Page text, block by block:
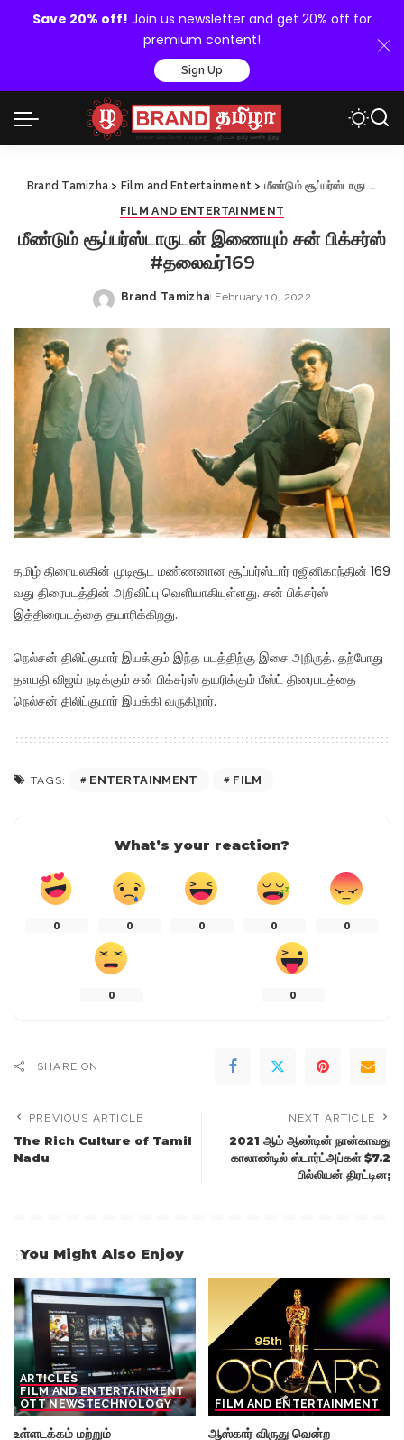
Save 20% off! Join us newsletter and get 20% off for
premium content!
Sign Up
Brand Tamizha > Film and Entertainment > மீண்டும் சூப்பர்ஸ்டாருடன் இணையும் சன் பிக்சர்ஸ் #தலைவர்169
FILM AND ENTERTAINMENT
மீண்டும் சூப்பர்ஸ்டாருடன் இணையும் சன் பிக்சர்ஸ்
#தலைவர்169
Posted
Brand Tamizha February 10, 2022
தமிழ் திரையுலகின் முடிசூட மண்ணனான சூப்பர்ஸ்டார் ரஜினிகாந்தின் 169
வது திரைபடத்தின் அறிவிப்பு வெளியாகியுள்ளது. சன் பிக்சர்ஸ்
இத்திரைபடத்தை தயாரிக்கிறது.
நெல்சன் திலிப்குமார் இயக்கும் இந்த படத்திற்கு இசை அநிருத். தற்போது
தளபதி விஜய் நடிக்கும் சன் பிக்சர்ஸ் தயரிக்கும் பீஸ்ட் திரைபடத்தை
நெல்சன் திலிப்குமார் இயக்கி வருகிறார்.
TAGS: ENTERTAINMENT FILM
What’s your reaction?
0 0 0 0 0
0 0
SHARE ON
PREVIOUS ARTICLE
The Rich Culture of Tamil
Nadu
NEXT ARTICLE
2021 ஆம் ஆண்டின் நான்காவது
காலாண்டில் ஸ்டார்ட்அப்கள் $7.2
பில்லியன் திரட்டின;
You Might Also Enjoy
ARTICLES
FILM AND ENTERTAINMENT
OTT NEWSTECHNOLOGY
உள்ளடக்கம் மற்றும்
FILM AND ENTERTAINMENT
ஆஸ்கார் விருது வென்ற